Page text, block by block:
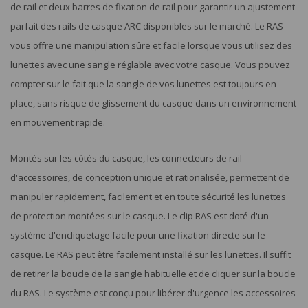
de rail et deux barres de fixation de rail pour garantir un ajustement
parfait des rails de casque ARC disponibles sur le marché. Le RAS
vous offre une manipulation sûre et facile lorsque vous utilisez des
lunettes avec une sangle réglable avec votre casque. Vous pouvez
compter sur le fait que la sangle de vos lunettes est toujours en
place, sans risque de glissement du casque dans un environnement
en mouvement rapide.
Montés sur les côtés du casque, les connecteurs de rail
d'accessoires, de conception unique et rationalisée, permettent de
manipuler rapidement, facilement et en toute sécurité les lunettes
de protection montées sur le casque. Le clip RAS est doté d'un
système d'encliquetage facile pour une fixation directe sur le
casque. Le RAS peut être facilement installé sur les lunettes. Il suffit
de retirer la boucle de la sangle habituelle et de cliquer sur la boucle
du RAS. Le système est conçu pour libérer d'urgence les accessoires